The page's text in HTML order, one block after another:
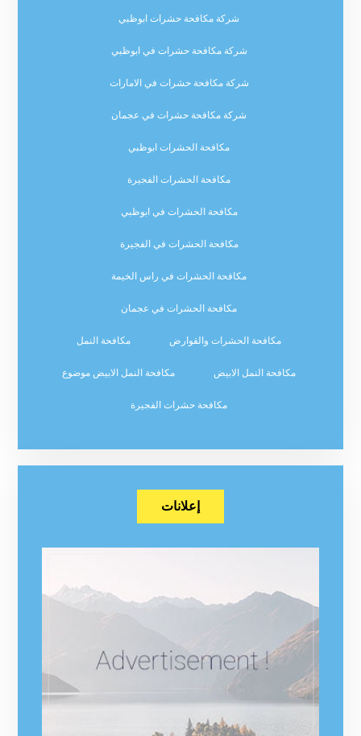
شركة مكافحة حشرات ابوظبي
شركة مكافحة حشرات في ابوظبي
شركة مكافحة حشرات في الامارات
شركة مكافحة حشرات في عجمان
مكافحة الحشرات ابوظبي
مكافحة الحشرات الفجيرة
مكافحة الحشرات في ابوظبي
مكافحة الحشرات في الفجيرة
مكافحة الحشرات في راس الخيمة
مكافحة الحشرات في عجمان
مكافحة الحشرات والقوارض مكافحة النمل
مكافحة النمل الابيض مكافحة النمل الابيض موضوع
مكافحة حشرات الفجيرة
إعلانات